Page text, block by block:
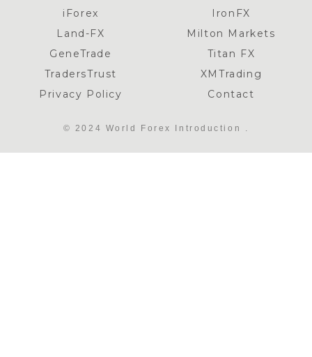
iForex
IronFX
Land-FX
Milton Markets
GeneTrade
Titan FX
TradersTrust
XMTrading
Privacy Policy
Contact
© 2024 World Forex Introduction .